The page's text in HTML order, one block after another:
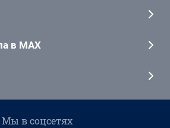
в MAX
Мы в соцсетях